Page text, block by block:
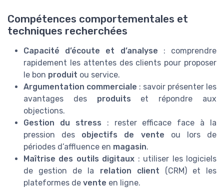
Compétences comportementales et
techniques recherchées
Capacité d’écoute et d’analyse : comprendre
rapidement les attentes des clients pour proposer
le bon produit ou service.
Argumentation commerciale : savoir présenter les
avantages des produits et répondre aux
objections.
Gestion du stress : rester efficace face à la
pression des objectifs de vente ou lors de
périodes d’affluence en magasin.
Maîtrise des outils digitaux : utiliser les logiciels
de gestion de la relation client (CRM) et les
plateformes de vente en ligne.